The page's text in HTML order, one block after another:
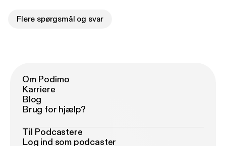
Flere spørgsmål og svar
Om Podimo
Karriere
Blog
Brug for hjælp?
Til Podcastere
Log ind som podcaster